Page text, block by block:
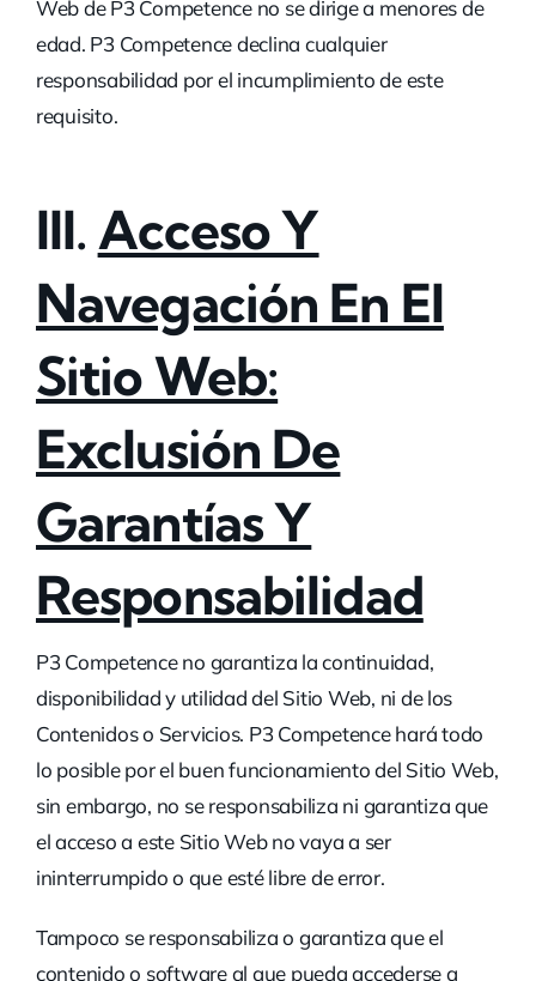
Web de P3 Competence no se dirige a menores de
edad. P3 Competence declina cualquier
responsabilidad por el incumplimiento de este
requisito.
III. Acceso Y
Navegación En El
Sitio Web:
Exclusión De
Garantías Y
Responsabilidad
P3 Competence no garantiza la continuidad,
disponibilidad y utilidad del Sitio Web, ni de los
Contenidos o Servicios. P3 Competence hará todo
lo posible por el buen funcionamiento del Sitio Web,
sin embargo, no se responsabiliza ni garantiza que
el acceso a este Sitio Web no vaya a ser
ininterrumpido o que esté libre de error.
Tampoco se responsabiliza o garantiza que el
contenido o software al que pueda accederse a